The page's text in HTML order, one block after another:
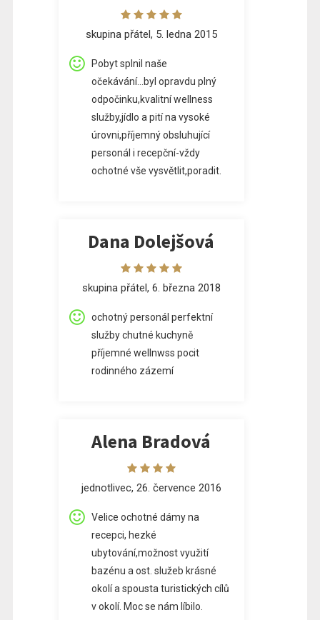
skupina přátel, 5. ledna 2015
Pobyt splnil naše
očekávání...byl opravdu plný
odpočinku,kvalitní wellness
služby,jídlo a pití na vysoké
úrovni,příjemný obsluhující
personál i recepční-vždy
ochotné vše vysvětlit,poradit.
Dana Dolejšová
skupina přátel, 6. března 2018
ochotný personál perfektní
služby chutné kuchyně
příjemné wellnwss pocit
rodinného zázemí
Alena Bradová
jednotlivec, 26. července 2016
Velice ochotné dámy na
recepci, hezké
ubytování,možnost využití
bazénu a ost. služeb krásné
okolí a spousta turistických cílů
v okolí. Moc se nám líbilo.